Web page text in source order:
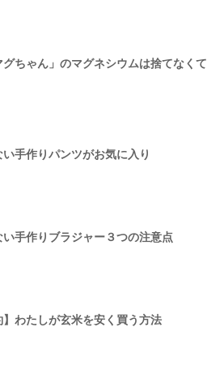
グちゃん」のマグネシウムは捨てなくて
手作りパンツがお気に入り
い手作りブラジャー３つの注意点
】わたしが玄米を安く買う方法